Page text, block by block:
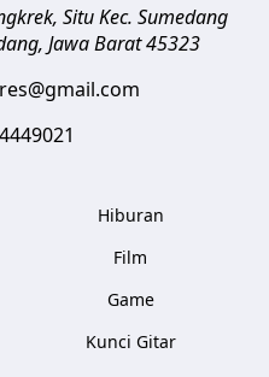
Situ Kec. Sumedang
, Jawa Barat 45323
Hiburan
Film
Game
Kunci Gitar